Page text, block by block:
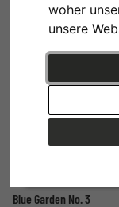
woher
unsere
Blue Garden No. 3